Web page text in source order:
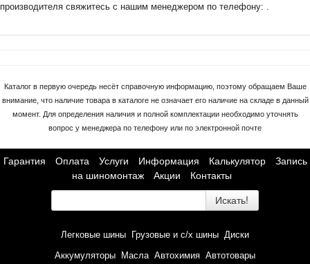
производителя свяжитесь с нашим менеджером по телефону: .
Каталог в первую очередь несёт справочную информацию, поэтому обращаем Ваше
внимание, что наличие товара в каталоге не означает его наличие на складе в данный
момент. Для определения наличия и полной комплектации необходимо уточнять
вопрос у менеджера по телефону или по электронной почте
Гарантия Оплата Услуги Информация Калькулятор
Запись
на шиномонтаж
Акции Контакты
Искать!
Легковые шины Грузовые и с/х шины Диски
Аккумуляторы
Масла Автохимия Автотовары